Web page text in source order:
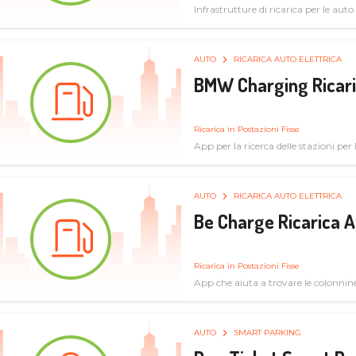
Infrastrutture di ricarica per le auto
AUTO RICARICA AUTO ELETTRICA
BMW Charging
Ricarica in Postazioni Fisse
App per la ricerca delle stazioni
AUTO RICARICA AUTO ELETTRICA
Be Charge Ricarica
Ricarica in Postazioni Fisse
App che aiuta a trovare le
AUTO SMART PARKING